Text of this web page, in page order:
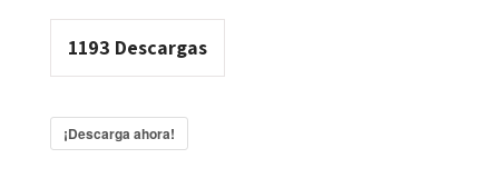
1193 Descargas
¡Descarga ahora!